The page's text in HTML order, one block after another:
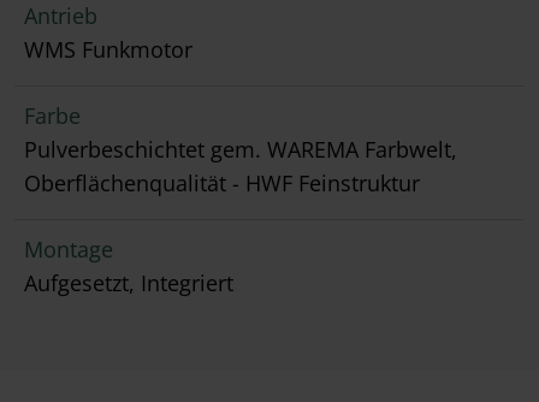
Antrieb
WMS Funkmotor
Farbe
Pulverbeschichtet gem. WAREMA Farbwelt,
Oberflächenqualität - HWF Feinstruktur
Montage
Aufgesetzt, Integriert